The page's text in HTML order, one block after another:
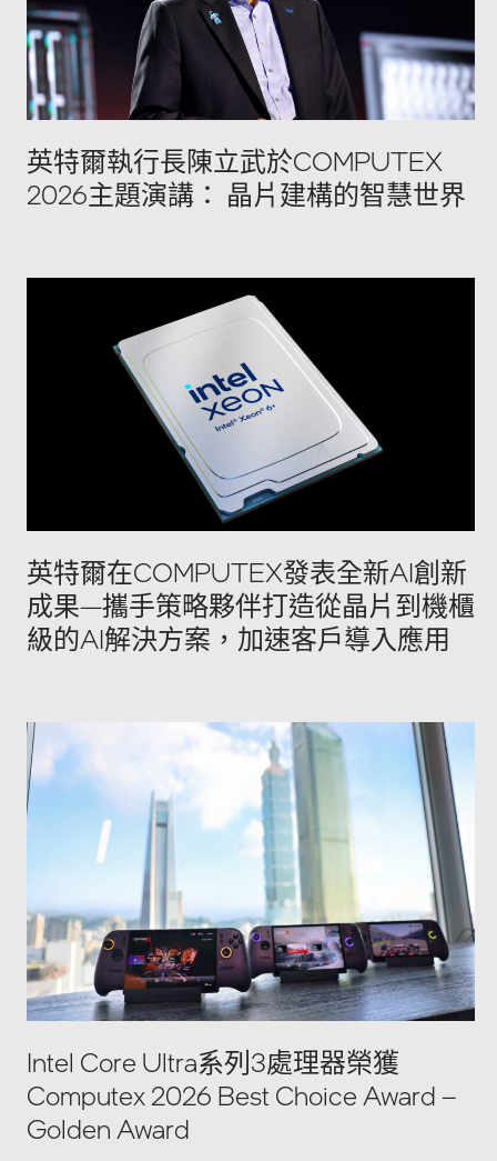
英特爾執行長陳立武於COMPUTEX
2026主題演講： 晶片建構的智慧世界
英特爾在COMPUTEX發表全新AI創新
成果—攜手策略夥伴打造從晶片到機櫃
級的AI解決方案，加速客戶導入應用
Intel Core Ultra系列3處理器榮獲
Computex 2026 Best Choice Award –
Golden Award